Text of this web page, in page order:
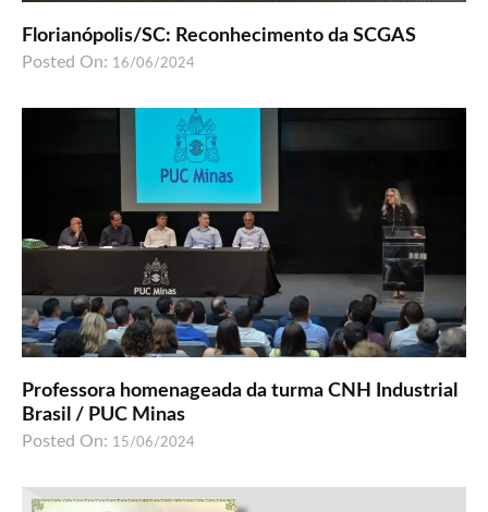
Florianópolis/SC: Reconhecimento da SCGAS
Posted On: 16/06/2024
Professora homenageada da turma CNH Industrial
Brasil / PUC Minas
Posted On: 15/06/2024